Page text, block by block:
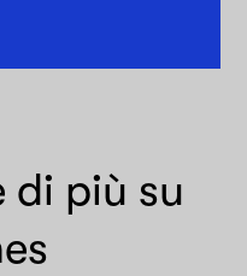
di più su